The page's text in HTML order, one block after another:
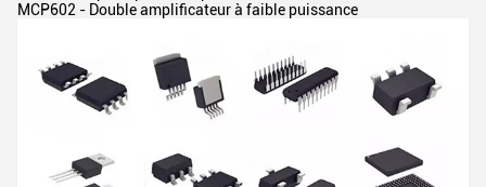
MCP602 - Double amplificateur à faible puissance